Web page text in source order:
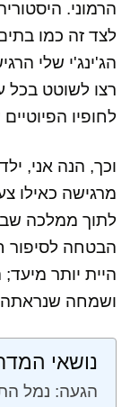
הרמוני.
לצד זה כמו
הג'ינג'י שלי
רצו לשוטט בכל
לחופיו
מרגישה כאילו
לתוך ממלכה
הבטחה
היית יותר
ושמחה שנראתה
נושאי
הגעה: נמל